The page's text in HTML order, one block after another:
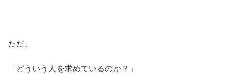
ただ、
「どういう人を求めているのか？」